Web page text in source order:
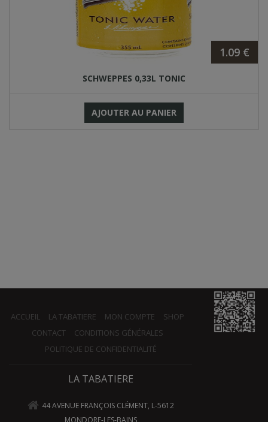
1.09 €
SCHWEPPES 0,33L TONIC
AJOUTER AU PANIER
ACCUEIL LA TABATIERE MON COMPTE
SHOP
CONTACT
CONDITIONS GÉNÉRALES
POLITIQUE DE CONFIDENTIALITÉ
LA TABATIERE
44 AVENUE FRANÇOIS CLÉMENT, L-5612